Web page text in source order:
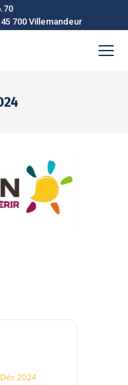
700 Villemandeur
2024